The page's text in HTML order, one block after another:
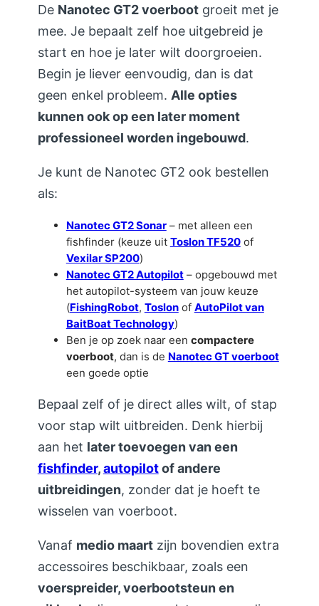
De Nanotec GT2 voerbootgroeit met je
mee. Je bepaalt zelf hoe uitgebreid je
start en hoe je later wilt doorgroeien.
Begin je liever eenvoudig, dan is dat
geen enkel probleem. Alle opties
kunnen ook op een later moment
professioneel worden ingebouwd.
Je kunt de Nanotec GT2 ook bestellen
als:
Nanotec GT2 Sonar– met alleen een
fishfinder (keuze uit Toslon TF520of
Vexilar SP200)
Nanotec GT2 Autopilot– opgebouwd met
het autopilot-systeem van jouw keuze
(FishingRobot, Toslonof AutoPilot van
BaitBoat Technology)
Ben je op zoek naar een compactere
voerboot, dan is de Nanotec GT voerboot
een goede optie
Bepaal zelf of je direct alles wilt, of stap
voor stap wilt uitbreiden. Denk hierbij
aan het later toevoegen van een
fishfinder,autopilotof andere
uitbreidingen, zonder dat je hoeft te
wisselen van voerboot.
Vanaf medio maartzijn bovendien extra
accessoires beschikbaar, zoals een
voerspreider, voerbootsteun en